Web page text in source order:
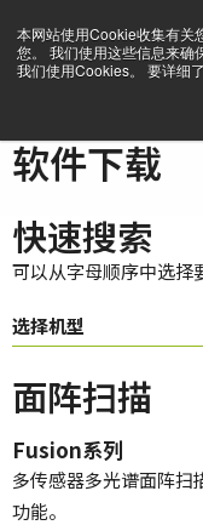
本网站使用Cookie收集有关
您。 我们使用这些信息来确
我们使用Cookies。 要详细
软件下载
快速搜索
可以从字母顺序中选择
选择机型
面阵扫描
Fusion系列
多传感器多光谱面阵扫
功能。